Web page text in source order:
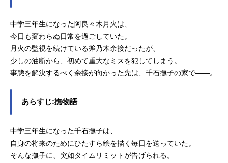
中学三年生になった阿良々木月火は、
今日も変わらぬ日常を過ごしていた。
月火の監視を続けている斧乃木余接だったが、
少しの油断から、初めて重大なミスを犯してしまう。
事態を解決するべく余接が向かった先は、千石撫子の家で――。
あらすじ:撫物語
中学三年生になった千石撫子は、
自身の将来のためにひたすら絵を描く毎日を送っていた。
そんな撫子に、突如タイムリミットが告げられる。